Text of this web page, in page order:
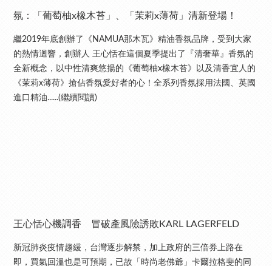
氛：「葡萄柚x橡木苔」、「茉莉x薄荷」清新登場！
繼2019年底創辦了《NAMUA那木瓦》精油香氛品牌，受到大家
的熱情迴響，創辦人 王心恬在這個夏季提出了『清奢華』香氛的
全新概念，以中性清爽悠揚的《葡萄柚x橡木苔》以及清香宜人的
《茉莉x薄荷》搶佔香氛愛好者的心！全系列香氛採用法國、英國
進口精油......(繼續閱讀)
王心恬心機調香 冒破產風險誘敗KARL LAGERFELD
新冠肺炎疫情趨緩，台灣逐步解禁，加上政府的三倍券上路在
即，買氣回溫也是可預期，已故「時尚老佛爺」卡爾拉格斐的同